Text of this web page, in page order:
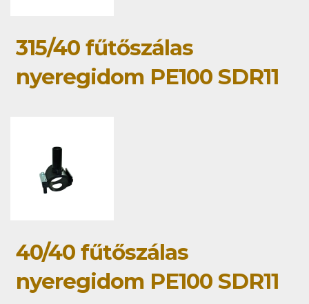
315/40 fűtőszálas
nyeregidom PE100 SDR11
40/40 fűtőszálas
nyeregidom PE100 SDR11